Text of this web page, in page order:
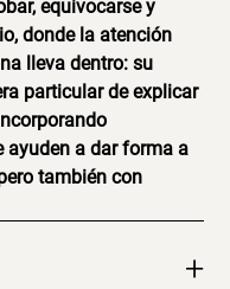
equivocarse y
donde la atención
lleva dentro: su
particular de explicar
ayuden a dar forma a
también con
+